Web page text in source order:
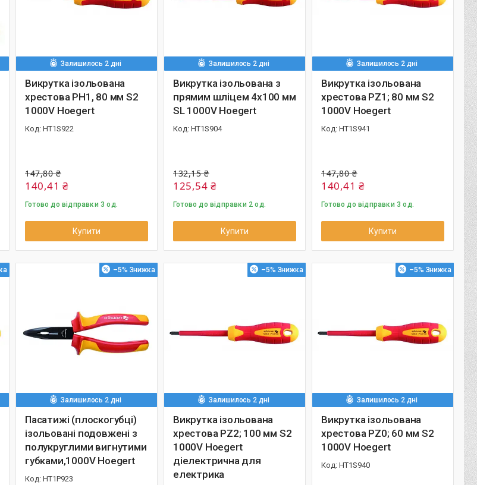
Залишилось 2 дні
Викрутка ізольована
хрестова PH1, 80 мм S2
1000V Hoegert
HT1S922
147,80 ₴
140,41 ₴
Готово до відправки 3 од.
Купити
Залишилось 2 дні
Викрутка ізольована з
прямим шліцем 4x100 мм
SL 1000V Hoegert
HT1S904
132,15 ₴
125,54 ₴
Готово до відправки 2 од.
Купити
Залишилось 2 дні
Викрутка ізольована
хрестова PZ1; 80 мм S2
1000V Hoegert
HT1S941
147,80 ₴
140,41 ₴
Готово до відправки 3 од.
Купити
–5%
Залишилось 2 дні
Пасатижі (плоскогубці)
ізольовані подовжені з
полукруглими вигнутими
губками,1000V Hoegert
HT1P923
–5%
Залишилось 2 дні
Викрутка ізольована
хрестова PZ2; 100 мм S2
1000V Hoegert
діелектрична для
електрика
–5%
Залишилось 2 дні
Викрутка ізольована
хрестова PZ0; 60 мм S2
1000V Hoegert
HT1S940